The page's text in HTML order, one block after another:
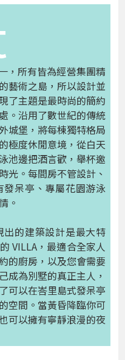
，所有皆為經營集團精
藝術之島，所以設計並
了主題是最時尚的簡約
。沿用了數世紀的傳統
城堡，將每棟獨特格局
極度休閒意境，從白天
池邊把酒言歡，舉杯邀
光。每間房不管設計、
呆亭、專屬花園游泳
。
的建築設計是最大特
VILLA，最適合全家人
的廚房，以及您會需要
成為別墅的真正主人，
可以在峇里島式發呆亭
空間。當黃昏降臨你可
可以擁有寧靜浪漫的夜